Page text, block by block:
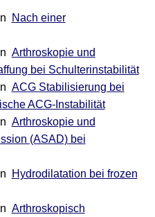
Nach einer
Arthroskopie und
bei Schulterinstabilität
ACG Stabilisierung bei
ACG-Instabilität
Arthroskopie und
(ASAD) bei
Hydrodilatation bei frozen
Arthroskopisch